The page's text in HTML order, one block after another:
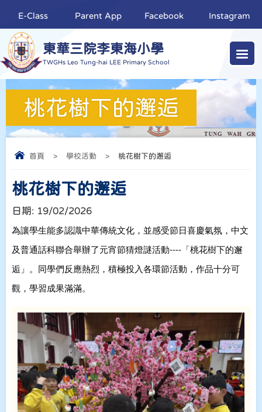
東華三院李東海小學
TWGHs Leo Tung-hai LEE Primary School
E-Class Parent App Facebook Instagram
桃花樹下的邂逅
首頁 > 學校活動 > 桃花樹下的邂逅
桃花樹下的邂逅
日期: 19/02/2026
為讓學生能多認識中華傳統文化 ，並感受節日喜慶氣氛 ，中文
及普通話科聯合舉辦了元宵節猜燈謎活動----「桃花樹下的邂
逅 」。同學們反應熱烈，積極投入各環節活動，作品十分可
觀，學習成果滿滿。